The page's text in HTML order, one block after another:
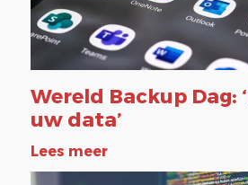
Wereld Backup Dag:
uw data’
Lees meer